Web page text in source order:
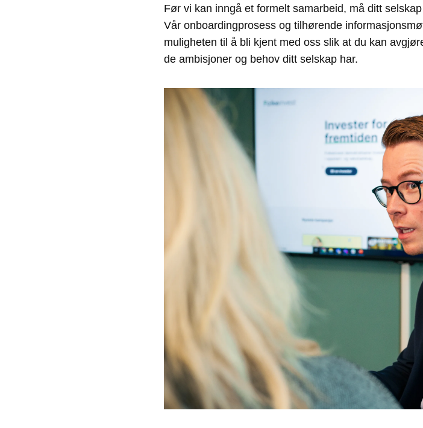
Før vi kan inngå et formelt samarbeid, må ditt
Vår onboardingprosess og tilhørende
muligheten til å bli kjent med oss slik at du kan
de ambisjoner og behov ditt selskap har.